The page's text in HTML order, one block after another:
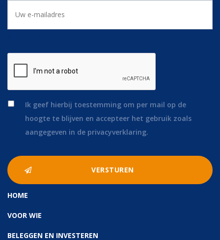
mailadres
*
Ik geef hierbij toestemming om per mail op de
hoogte te blijven en accepteer het gebruik zoals
aangegeven in de privacyverklaring.
HOME
VOOR WIE
BELEGGEN EN INVESTEREN